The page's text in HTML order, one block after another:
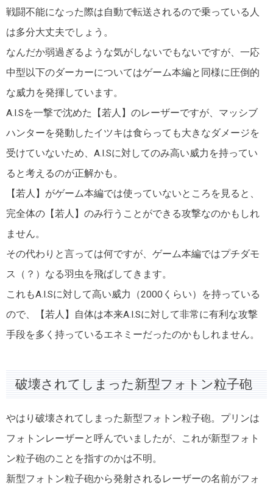
戦闘不能になった際は自動で転送されるので乗っている人
は多分大丈夫でしょう。
なんだか弱過ぎるような気がしないでもないですが、一応
中型以下のダーカーについてはゲーム本編と同様に圧倒的
な威力を発揮しています。
A.I.Sを一撃で沈めた【若人】のレーザーですが、マッシブ
ハンターを発動したイツキは食らっても大きなダメージを
受けていないため、A.I.Sに対してのみ高い威力を持ってい
ると考えるのが正解かも。
【若人】がゲーム本編では使っていないところを見ると、
完全体の【若人】のみ行うことができる攻撃なのかもしれ
ません。
その代わりと言っては何ですが、ゲーム本編ではプチダモ
ス（？）なる羽虫を飛ばしてきます。
これもA.I.Sに対して高い威力（2000くらい）を持っている
ので、【若人】自体は本来A.I.Sに対して非常に有利な攻撃
手段を多く持っているエネミーだったのかもしれません。
破壊されてしまった新型フォトン粒子砲
やはり破壊されてしまった新型フォトン粒子砲。プリンは
フォトンレーザーと呼んでいましたが、これが新型フォト
ン粒子砲のことを指すのかは不明。
新型フォトン粒子砲から発射されるレーザーの名前がフォ